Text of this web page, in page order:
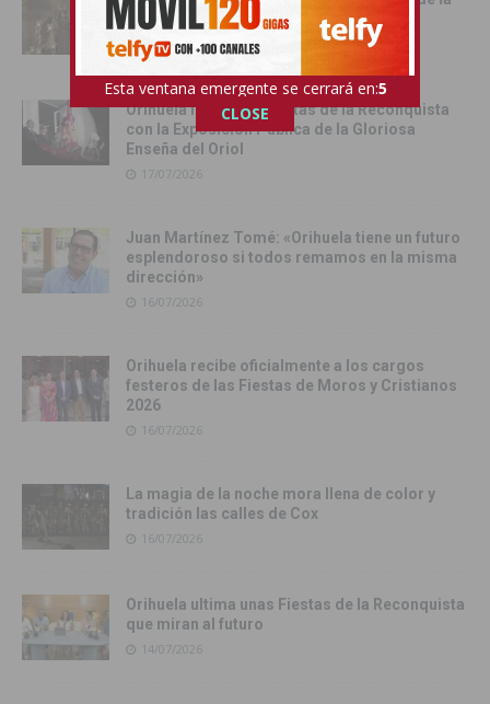
Virgen del Carmen
17/07/2026
Orihuela inicia sus Fiestas de la Reconquista
con la Exposición Pública de la Gloriosa
Enseña del Oriol
17/07/2026
Juan Martínez Tomé: «Orihuela tiene un futuro
esplendoroso si todos remamos en la misma
dirección»
16/07/2026
Orihuela recibe oficialmente a los cargos
festeros de las Fiestas de Moros y Cristianos
2026
16/07/2026
La magia de la noche mora llena de color y
tradición las calles de Cox
16/07/2026
Orihuela ultima unas Fiestas de la Reconquista
que miran al futuro
14/07/2026
Esta ventana emergente se cerrará en:3
CLOSE